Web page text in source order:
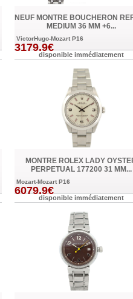
NEUF MONTRE BOUCHERON
MEDIUM 36 MM +6...
VictorHugo-Mozart P16
3179.9€
disponible immédiatement
MONTRE ROLEX LADY
PERPETUAL 177200 31 MM...
Mozart-Mozart P16
6079.9€
disponible immédiatement